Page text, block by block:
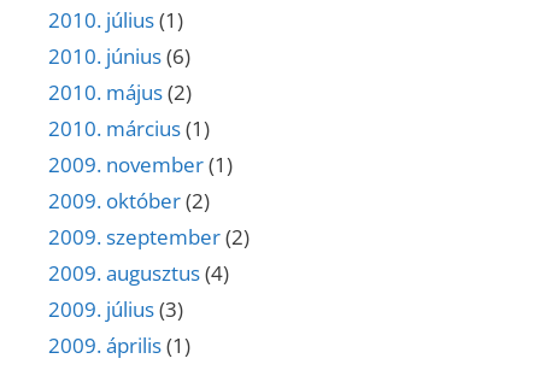
2010. július(1)
2010. június(6)
2010. május(2)
2010. március(1)
2009. november(1)
2009. október(2)
2009. szeptember(2)
2009. augusztus(4)
2009. július(3)
2009. április(1)